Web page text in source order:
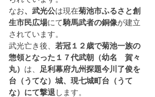
なお、武光公は現在菊池市ふるさと創
生市民広場にて騎馬武者の銅像が建立
されています。
武光亡き後、 若冠１２歳で菊池一族の
惣領となった１７代武朝（幼名　賀々
丸） は、
足利幕府九州探題今川了俊を
台（うてな）城、現七城町台（うて
な）にて撃退 します。